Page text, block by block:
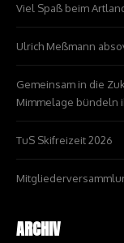
Viel Spaß beim
Ulrich Meßmann
Gemeinsam in die
Mimmelage bündeln
TuS Skifreizeit 2026
ARCHIV